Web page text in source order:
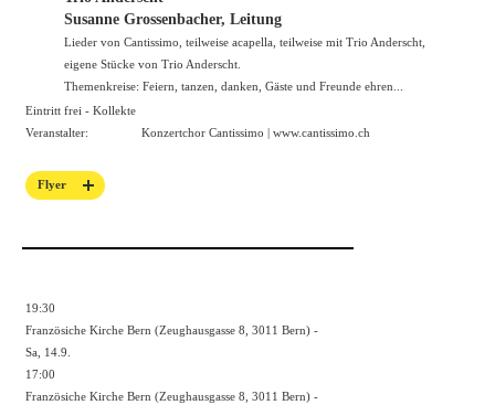
Susanne Grossenbacher, Leitung
Lieder von Cantissimo, teilweise acapella, teilweise mit Trio Anderscht,
eigene Stücke von Trio Anderscht.
Themenkreise: Feiern, tanzen, danken, Gäste und Freunde ehren...
Eintritt frei - Kollekte
Veranstalter:
Konzertchor Cantissimo | www.cantissimo.ch
Flyer
19:30
Französiche Kirche Bern (Zeughausgasse 8, 3011 Bern) -
Sa, 14.9.
17:00
Französiche Kirche Bern (Zeughausgasse 8, 3011 Bern) -